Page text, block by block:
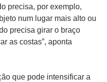
precisa, por exemplo,
num lugar mais alto ou
precisa girar o braço
as costas”, aponta
que pode intensificar a